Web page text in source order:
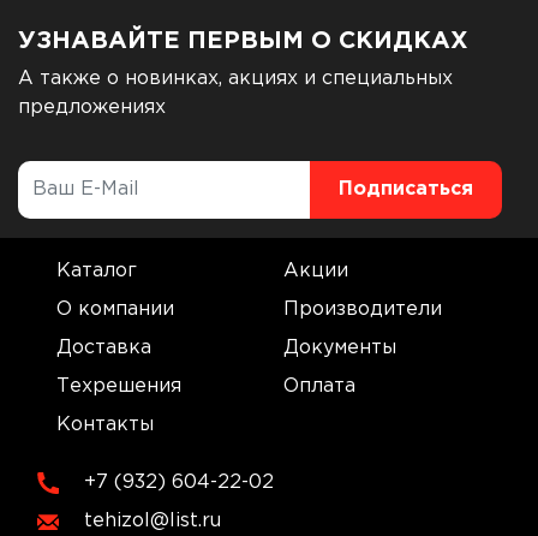
УЗНАВАЙТЕ ПЕРВЫМ О СКИДКАХ
А также о новинках, акциях и специальных
предложениях
Каталог Акции
О компании Производители
Доставка Документы
Техрешения Оплата
Контакты
+7 (932) 604-22-02
tehizol@list.ru